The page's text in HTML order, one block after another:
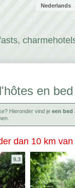
Nederlands
en
? Hieronder vind je een bed
dan 10 km
9.3